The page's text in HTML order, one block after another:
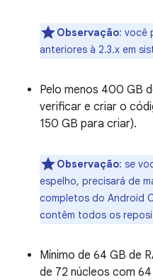
Observação: você
anteriores à 2.3.x em
Pelo menos 400 GB
verificar e criar o
150 GB para criar).
Observação: se
espelho, precisará de
completos do Android
contêm todos os
Mínimo de 64 GB de
de 72 núcleos com